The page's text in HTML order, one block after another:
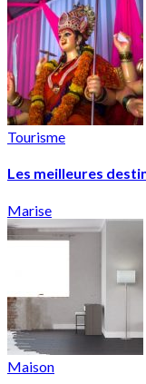
Tourisme
Les meilleures
Marise
Maison